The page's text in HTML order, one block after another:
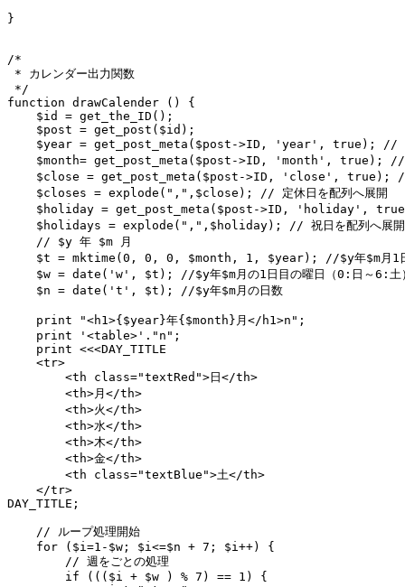
}
/*
* カレンダー出力関数
*/
function drawCalender () {
    $id = get_the_ID();
    $post = get_post($id);
$year = get_post_meta($post->ID, 'year', true); // カ
$month= get_post_meta($post->ID, 'month', true); //
$close = get_post_meta($post->ID, 'close', true); //
    $closes = explode(",",$close); // 定休日を配列へ展開
$holiday = get_post_meta($post->ID, 'holiday', true);
    $holidays = explode(",",$holiday); // 祝日を配列へ展開
    // $y 年 $m 月
$t = mktime(0, 0, 0, $month, 1, $year); //$y年$m月1
$w = date('w', $t); //$y年$m月の1日目の曜日（0:日～6:土
    $n = date('t', $t); //$y年$m月の日数
    print "<h1>{$year}年{$month}月</h1>n";
    print '<table>'."n";
    print <<<DAY_TITLE
    <tr>
        <th class="textRed">日</th>
        <th>月</th>
        <th>火</th>
        <th>水</th>
        <th>木</th>
        <th>金</th>
        <th class="textBlue">土</th>
    </tr>
DAY_TITLE;
    // ループ処理開始
    for ($i=1-$w; $i<=$n + 7; $i++) {
        // 週をごとの処理
        if ((($i + $w ) % 7) == 1) {